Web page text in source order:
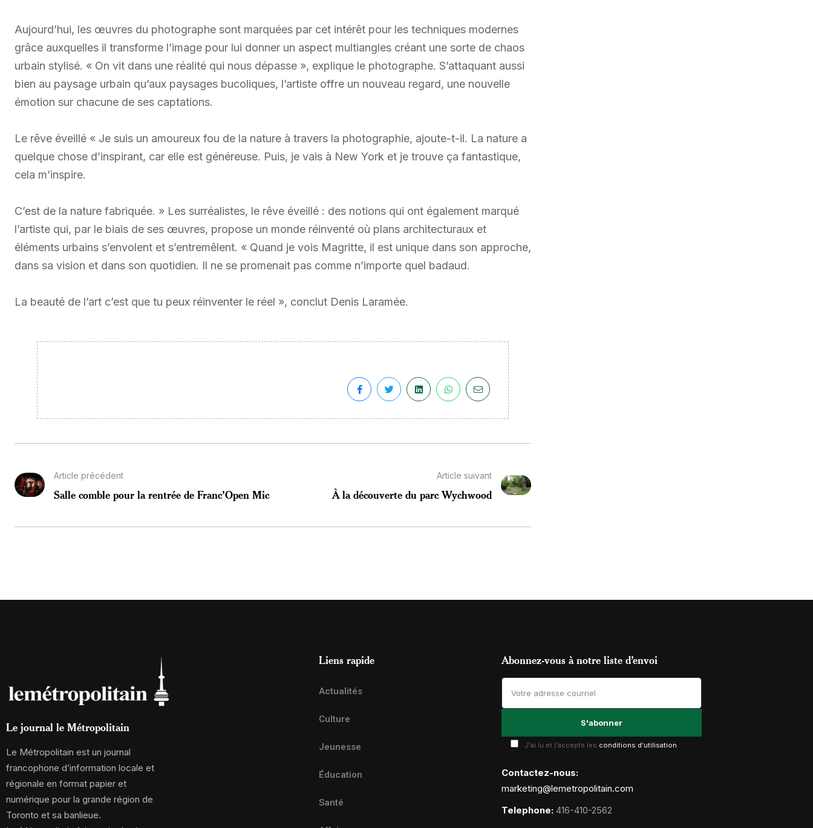
Aujourd’hui, les œuvres du photographe sont marquées par cet intérêt pour les techniques modernes
grâce auxquelles il transforme l’image pour lui donner un aspect multiangles créant une sorte de chaos
urbain stylisé. « On vit dans une réalité qui nous dépasse », explique le photographe. S’attaquant aussi
bien au paysage urbain qu’aux paysages bucoliques, l’artiste offre un nouveau regard, une nouvelle
émotion sur chacune de ses captations.
Le rêve éveillé « Je suis un amoureux fou de la nature à travers la photographie, ajoute-t-il. La nature a
quelque chose d’inspirant, car elle est généreuse. Puis, je vais à New York et je trouve ça fantastique,
cela m’inspire.
C’est de la nature fabriquée. » Les surréalistes, le rêve éveillé : des notions qui ont également marqué
l’artiste qui, par le biais de ses œuvres, propose un monde réinventé où plans architecturaux et
éléments urbains s’envolent et s’entremêlent. « Quand je vois Magritte, il est unique dans son approche,
dans sa vision et dans son quotidien. Il ne se promenait pas comme n’importe quel badaud.
La beauté de l’art c’est que tu peux réinventer le réel », conclut Denis Laramée.
Article précédent
Salle comble pour la rentrée de Franc’Open Mic
Article suivant
À la découverte du parc Wychwood
Le journal le Métropolitain
Le Métropolitain est un journal
francophone d’information locale et
régionale en format papier et
numérique pour la grande région de
Toronto et sa banlieue.
Liens rapide
Actualités
Culture
Jeunesse
Éducation
Santé
Abonnez-vous à notre liste d’envoi
J'ai lu et j'accepte les conditions d'utilisation
Contactez-nous:
marketing@lemetropolitain.com
Telephone: 416-410-2562